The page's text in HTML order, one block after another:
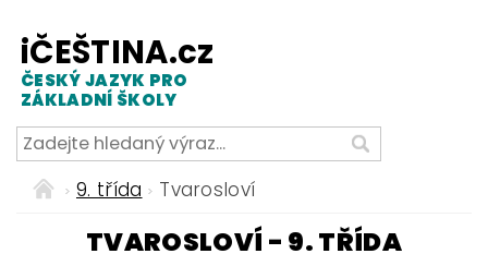
iČEŠTINA.cz
ČESKÝ JAZYK PRO
ZÁKLADNÍ ŠKOLY
9. třída Tvarosloví
TVAROSLOVÍ - 9. TŘÍDA